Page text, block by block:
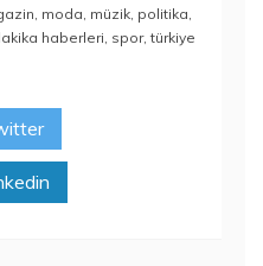
, moda, müzik, politika,
haberleri, spor,türkiye